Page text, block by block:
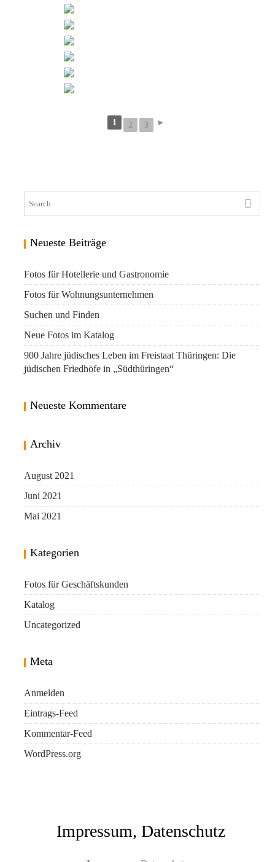
1 2 3 ►
Neueste Beiträge
Fotos für Hotellerie und Gastronomie
Fotos für Wohnungsunternehmen
Suchen und Finden
Neue Fotos im Katalog
900 Jahre jüdisches Leben im Freistaat Thüringen: Die
jüdischen Friedhöfe in „Südthüringen“
Neueste Kommentare
Archiv
August 2021
Juni 2021
Mai 2021
Kategorien
Fotos für Geschäftskunden
Katalog
Uncategorized
Meta
Anmelden
Eintrags-Feed
Kommentar-Feed
WordPress.org
Impressum, Datenschutz